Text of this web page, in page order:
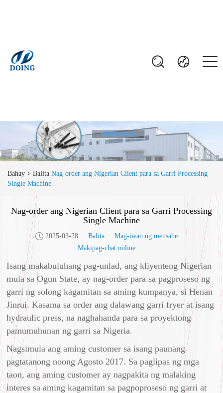
Bahay > Balita Nag-order ang Nigerian Client para sa Garri Processing
Single Machine
Nag-order ang Nigerian Client para sa Garri Processing
Single Machine
2025-03-28 Balita
Mag-iwan ng mensahe
Makipag-chat online
Isang makabuluhang pag-unlad, ang kliyenteng Nigerian
mula sa Ogun State, ay nag-order para sa pagproseso ng
garri ng solong kagamitan sa aming kumpanya, si Henan
Jinrui. Kasama sa order ang dalawang garri fryer at isang
hydraulic press, na naghahanda para sa proyektong
pamumuhunan ng garri sa Nigeria.
Nagsimula ang aming customer sa isang paunang
pagtatanong noong Agosto 2017. Sa paglipas ng mga
taon, ang aming customer ay nagpakita ng malaking
interes sa aming kagamitan sa pagpoproseso ng garri at